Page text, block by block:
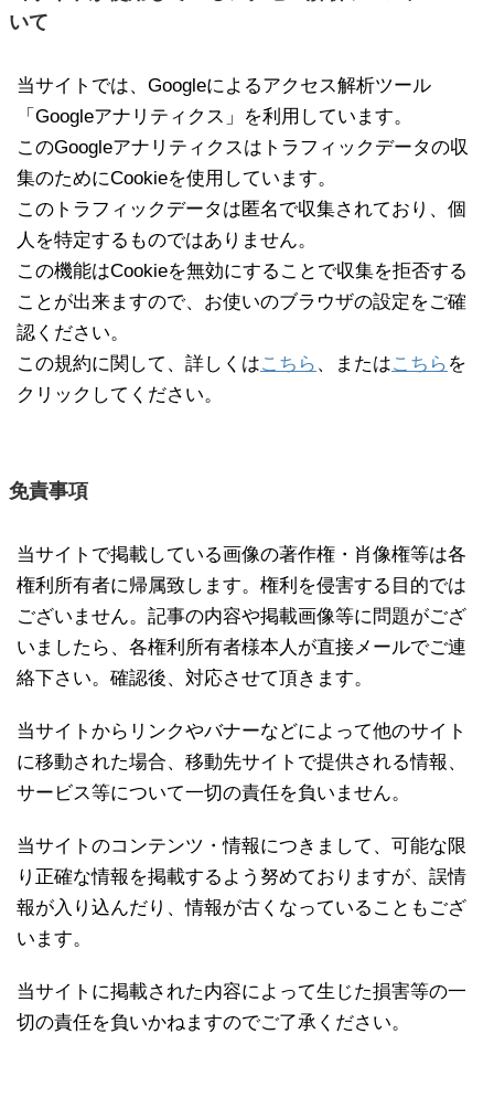
いて
当サイトでは、Googleによるアクセス解析ツール
「Googleアナリティクス」を利用しています。
このGoogleアナリティクスはトラフィックデータの収
集のためにCookieを使用しています。
このトラフィックデータは匿名で収集されており、個
人を特定するものではありません。
この機能はCookieを無効にすることで収集を拒否する
ことが出来ますので、お使いのブラウザの設定をご確
認ください。
この規約に関して、詳しくはこちら 、またはこちら を
クリックしてください。
免責事項
当サイトで掲載している画像の著作権・肖像権等は各
権利所有者に帰属致します。権利を侵害する目的では
ございません。記事の内容や掲載画像等に問題がござ
いましたら、各権利所有者様本人が直接メールでご連
絡下さい。確認後、対応させて頂きます。
当サイトからリンクやバナーなどによって他のサイト
に移動された場合、移動先サイトで提供される情報、
サービス等について一切の責任を負いません。
当サイトのコンテンツ・情報につきまして、可能な限
り正確な情報を掲載するよう努めておりますが、誤情
報が入り込んだり、情報が古くなっていることもござ
います。
当サイトに掲載された内容によって生じた損害等の一
切の責任を負いかねますのでご了承ください。